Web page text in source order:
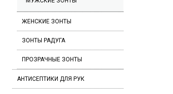
ЖЕНСКИЕ ЗОНТЫ
ЗОНТЫ РАДУГА
ПРОЗРАЧНЫЕ ЗОНТЫ
АНТИСЕПТИКИ ДЛЯ РУК